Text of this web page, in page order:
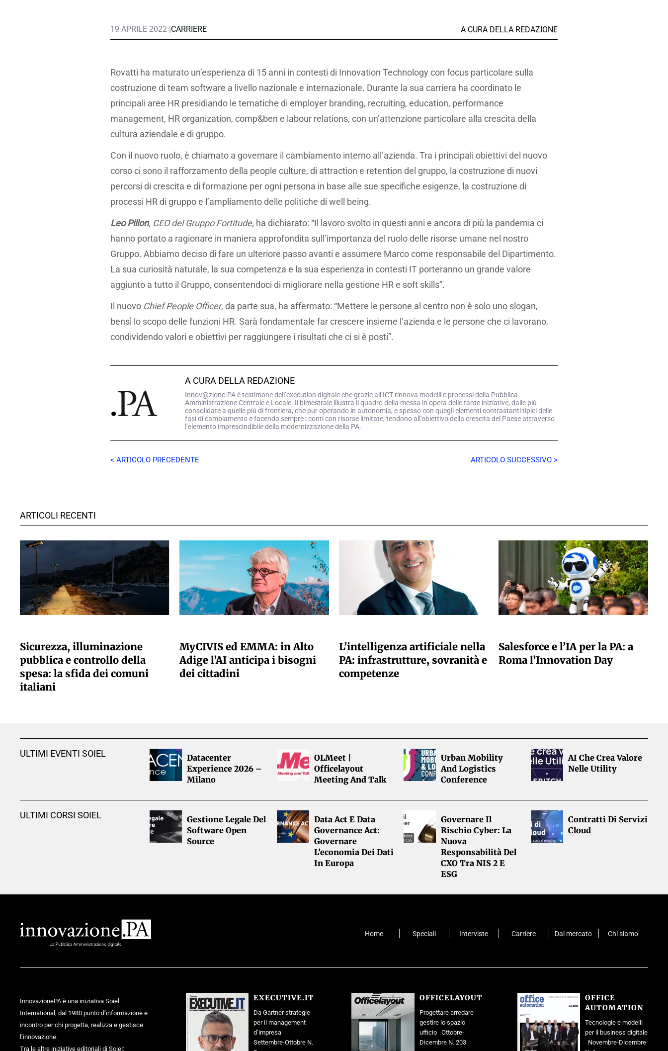
19 APRILE 2022 |CARRIERE A CURA DELLA REDAZIONE
Rovatti ha maturato un’esperienza di 15 anni in contesti di Innovation Technology con focus particolare sulla
costruzione di team software a livello nazionale e internazionale. Durante la sua carriera ha coordinato le
principali aree HR presidiando le tematiche di employer branding, recruiting, education, performance
management, HR organization, comp&ben e labour relations, con un’attenzione particolare alla crescita della
cultura aziendale e di gruppo.
Con il nuovo ruolo, è chiamato a governare il cambiamento interno all’azienda. Tra i principali obiettivi del nuovo
corso ci sono il rafforzamento della people culture, di attraction e retention del gruppo, la costruzione di nuovi
percorsi di crescita e di formazione per ogni persona in base alle sue specifiche esigenze, la costruzione di
processi HR di gruppo e l’ampliamento delle politiche di well being.
Leo Pillon, CEO del Gruppo Fortitude, ha dichiarato: “Il lavoro svolto in questi anni e ancora di più la pandemia ci
hanno portato a ragionare in maniera approfondita sull’importanza del ruolo delle risorse umane nel nostro
Gruppo. Abbiamo deciso di fare un ulteriore passo avanti e assumere Marco come responsabile del Dipartimento.
La sua curiosità naturale, la sua competenza e la sua esperienza in contesti IT porteranno un grande valore
aggiunto a tutto il Gruppo, consentendoci di migliorare nella gestione HR e soft skills”.
Il nuovo Chief People Officer, da parte sua, ha affermato: “Mettere le persone al centro non è solo uno slogan,
bensì lo scopo delle funzioni HR. Sarà fondamentale far crescere insieme l’azienda e le persone che ci lavorano,
condividendo valori e obiettivi per raggiungere i risultati che ci si è posti”.
A CURA DELLA REDAZIONE
Innov@zione.PA è testimone dell’execution digitale che grazie all’ICT rinnova modelli e processi della Pubblica
Amministrazione Centrale e Locale. Il bimestrale illustra il quadro della messa in opera delle tante iniziative, dalle più
consolidate a quelle più di frontiera, che pur operando in autonomia, e spesso con quegli elementi contrastanti tipici delle
fasi di cambiamento e facendo sempre i conti con risorse limitate, tendono all’obiettivo della crescita del Paese attraverso
l’elemento imprescindibile della modernizzazione della PA.
< ARTICOLO PRECEDENTE ARTICOLO SUCCESSIVO >
ARTICOLI RECENTI
Sicurezza, illuminazione
pubblica e controllo della
spesa: la sfida dei comuni
italiani
MyCIVIS ed EMMA: in Alto
Adige l’AI anticipa i bisogni
dei cittadini
L’intelligenza artificiale nella
PA: infrastrutture, sovranità e
competenze
Salesforce e l’IA per la PA: a
Roma l’Innovation Day
ULTIMI EVENTI SOIEL
Datacenter
Experience 2026 –
Milano
OLMeet |
Officelayout
Meeting And Talk
Urban Mobility
And Logistics
Conference
AI Che Crea Valore
Nelle Utility
ULTIMI CORSI SOIEL
Gestione Legale Del
Software Open
Source
Data Act E Data
Governance Act:
Governare
L’economia Dei Dati
In Europa
Governare Il
Rischio Cyber: La
Nuova
Responsabilità Del
CXO Tra NIS 2 E
ESG
Contratti Di Servizi
Cloud
Home Speciali Interviste Carriere Dal mercato Chi siamo
InnovazionePA è una iniziativa Soiel
International, dal 1980 punto d’informazione e
incontro per chi progetta, realizza e gestisce
l’innovazione.
Tra le altre iniziative editoriali di Soiel:
EXECUTIVE.IT
Da Gartner strategie
per il management
d’impresa
Settembre-Ottobre N.
OFFICELAYOUT
Progettare arredare
gestire lo spazio
ufficio Ottobre-
Dicembre N. 203
OFFICE
AUTOMATION
Tecnologie e modelli
per il business digitale
Novembre-Dicembre